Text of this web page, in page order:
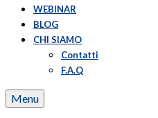
WEBINAR
BLOG
CHI SIAMO
Contatti
F.A.Q
Menu